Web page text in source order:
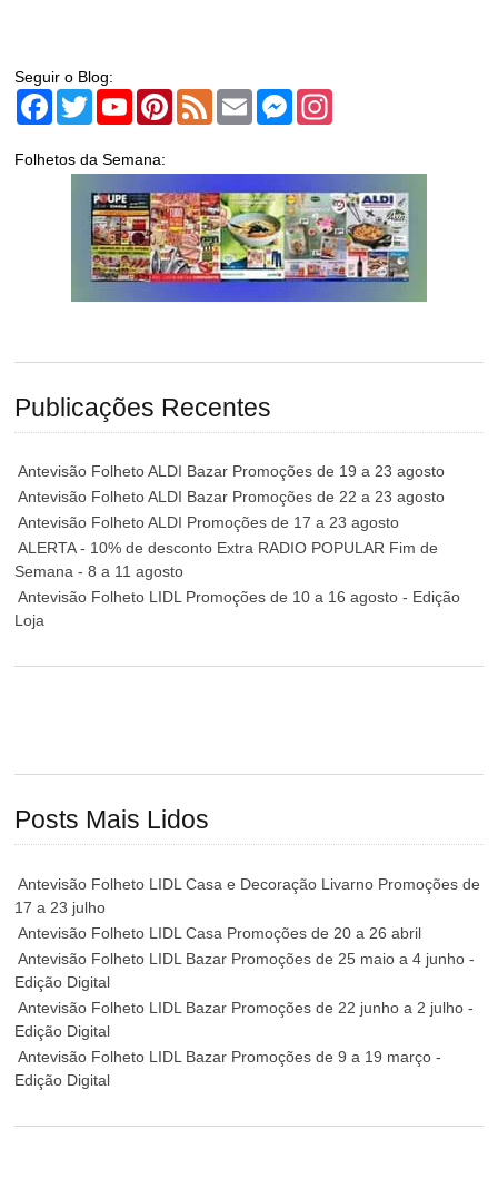
Seguir o Blog:
Facebook
TwitterYouTubePinterest
Feed Email Messenger
Folhetos da Semana:
Publicações Recentes
Antevisão Folheto ALDI Bazar Promoções de 19 a 23 agosto
Antevisão Folheto ALDI Bazar Promoções de 22 a 23 agosto
Antevisão Folheto ALDI Promoções de 17 a 23 agosto
ALERTA - 10% de desconto Extra RADIO POPULAR Fim de
Semana - 8 a 11 agosto
Antevisão Folheto LIDL Promoções de 10 a 16 agosto - Edição
Loja
Posts Mais Lidos
Antevisão Folheto LIDL Casa e Decoração Livarno Promoções de
17 a 23 julho
Antevisão Folheto LIDL Casa Promoções de 20 a 26 abril
Antevisão Folheto LIDL Bazar Promoções de 25 maio a 4 junho -
Edição Digital
Antevisão Folheto LIDL Bazar Promoções de 22 junho a 2 julho -
Edição Digital
Antevisão Folheto LIDL Bazar Promoções de 9 a 19 março -
Edição Digital